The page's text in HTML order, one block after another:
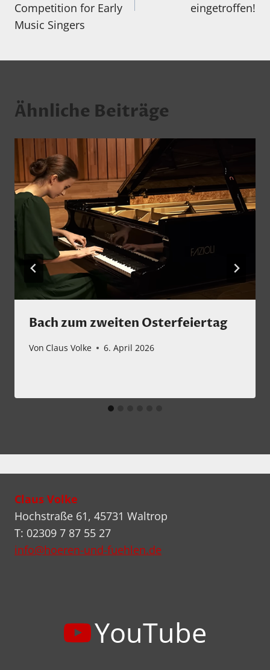
Competition for Early
Music Singers
eingetroffen!
Ähnliche Beiträge
Bach zum zweiten Osterfeiertag
Von Claus Volke 6. April 2026
Claus Volke
Hochstraße 61, 45731 Waltrop
T: 02309 7 87 55 27
info@hoeren-und-fuehlen.de
YouTube